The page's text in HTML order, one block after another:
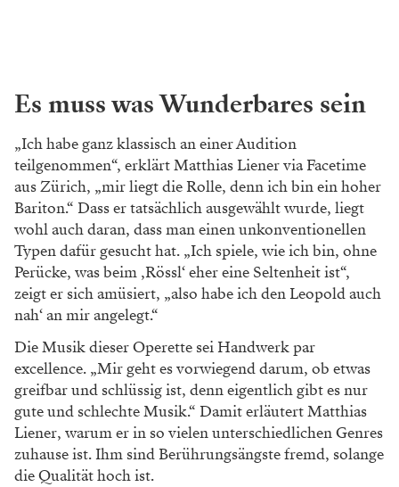
Es muss was Wunderbares sein
„Ich habe ganz klassisch an einer Audition
teilgenommen“, erklärt Matthias Liener via Facetime
aus Zürich, „mir liegt die Rolle, denn ich bin ein hoher
Bariton.“ Dass er tatsächlich ausgewählt wurde, liegt
wohl auch daran, dass man einen unkonventionellen
Typen dafür gesucht hat. „Ich spiele, wie ich bin, ohne
Perücke, was beim ‚Rössl‘ eher eine Seltenheit ist“,
zeigt er sich amüsiert, „also habe ich den Leopold auch
nah‘ an mir angelegt.“
Die Musik dieser Operette sei Handwerk par
excellence. „Mir geht es vorwiegend darum, ob etwas
greifbar und schlüssig ist, denn eigentlich gibt es nur
gute und schlechte Musik.“ Damit erläutert Matthias
Liener, warum er in so vielen unterschiedlichen Genres
zuhause ist. Ihm sind Berührungsängste fremd, solange
die Qualität hoch ist.